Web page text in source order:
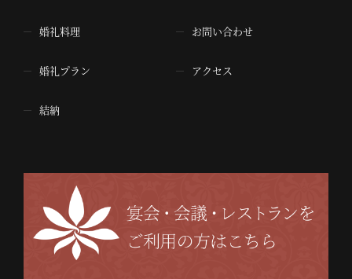
婚礼料理
婚礼プラン
結納
お問い合わせ
アクセス